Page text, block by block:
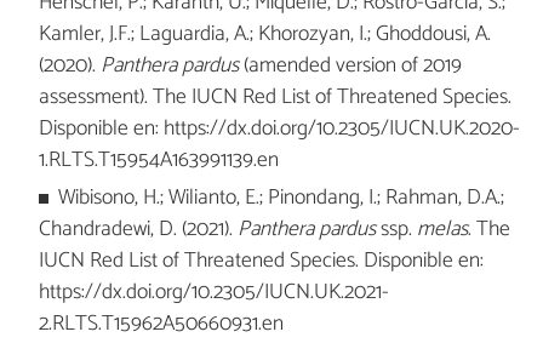
Kamler, J.F.; Laguardia, A.; Khorozyan, I.; Ghoddousi, A.
(2020). Panthera pardus(amended version of 2019
assessment). The IUCN Red List of Threatened Species.
Disponible en: https://dx.doi.org/10.2305/IUCN.UK.2020-
1.RLTS.T15954A163991139.en
Wibisono, H.; Wilianto, E.; Pinondang, I.; Rahman, D.A.;
Chandradewi, D. (2021). Panthera pardusssp. melas. The
IUCN Red List of Threatened Species. Disponible en:
https://dx.doi.org/10.2305/IUCN.UK.2021-
2.RLTS.T15962A50660931.en